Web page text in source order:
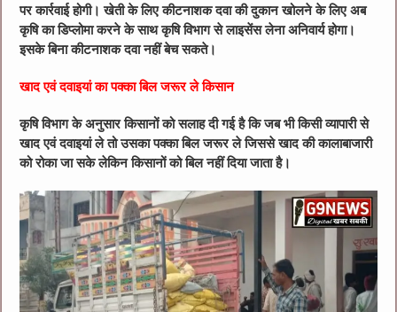
पर कार्रवाई होगी। खेती के लिए कीटनाशक दवा की दुकान खोलने के लिए अब
कृषि का डिप्लोमा करने के साथ कृषि विभाग से लाइसेंस लेना अनिवार्य होगा।
इसके बिना कीटनाशक दवा नहीं बेच सकते।
खाद एवं दवाइयां का पक्का बिल जरूर ले किसान
कृषि विभाग के अनुसार किसानों को सलाह दी गई है कि जब भी किसी व्यापारी से
खाद एवं दवाइयां ले तो उसका पक्का बिल जरूर ले जिससे खाद की कालाबाजारी
को रोका जा सके लेकिन किसानों को बिल नहीं दिया जाता है।